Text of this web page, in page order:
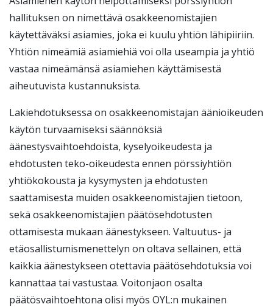
hallituksen on nimettävä osakkeenomistajien
käytettäväksi asiamies, joka ei kuulu yhtiön lähipiiriin.
Yhtiön nimeämiä asiamiehiä voi olla useampia ja yhtiö
vastaa nimeämänsä asiamiehen käyttämisestä
aiheutuvista kustannuksista.
Lakiehdotuksessa on osakkeenomistajan äänioikeuden
käytön turvaamiseksi säännöksiä
äänestysvaihtoehdoista, kyselyoikeudesta ja
ehdotusten teko-oikeudesta ennen pörssiyhtiön
yhtiökokousta ja kysymysten ja ehdotusten
saattamisesta muiden osakkeenomistajien tietoon,
sekä osakkeenomistajien päätösehdotusten
ottamisesta mukaan äänestykseen. Valtuutus- ja
etäosallistumismenettelyn on oltava sellainen, että
kaikkia äänestykseen otettavia päätösehdotuksia voi
kannattaa tai vastustaa. Voitonjaon osalta
päätösvaihtoehtona olisi myös OYL:n mukainen